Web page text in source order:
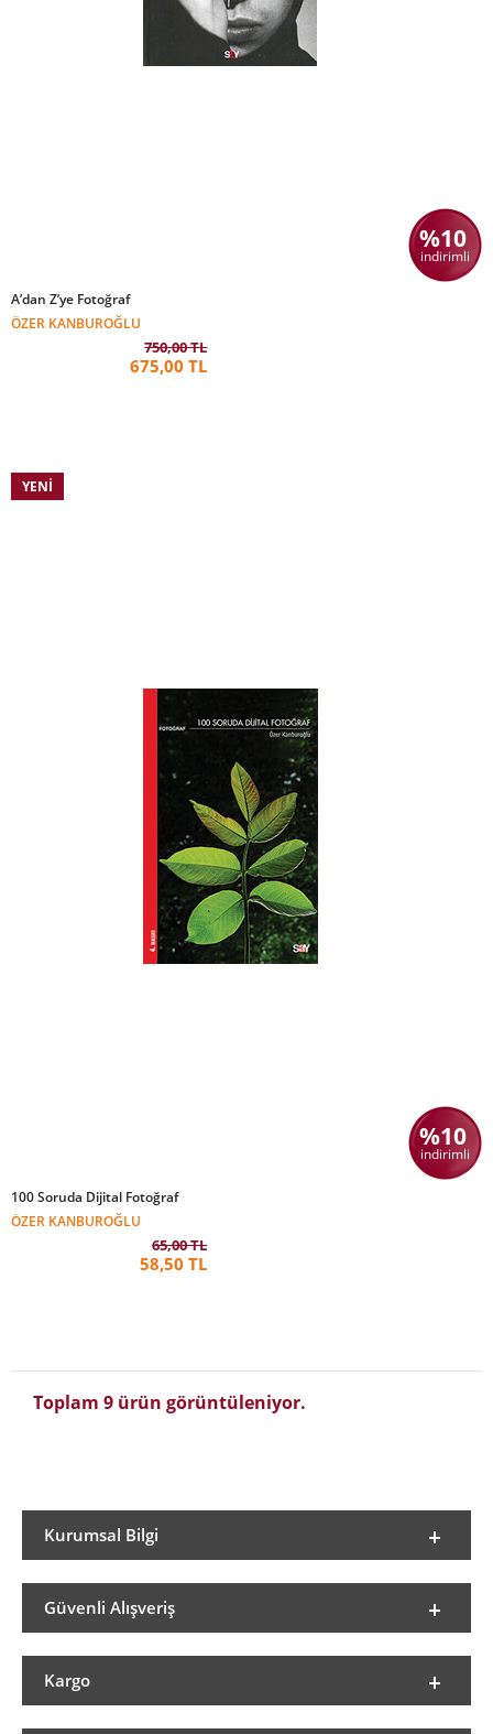
%10
indirimli
A’dan Z’ye Fotoğraf
ÖZER KANBUROĞLU
750,00 TL
675,00 TL
%10
indirimli
YENI
100 Soruda Dijital Fotoğraf
ÖZER KANBUROĞLU
65,00 TL
58,50 TL
Toplam 9 ürün görüntüleniyor.
Kurumsal Bilgi
Güvenli Alışveriş
Kargo